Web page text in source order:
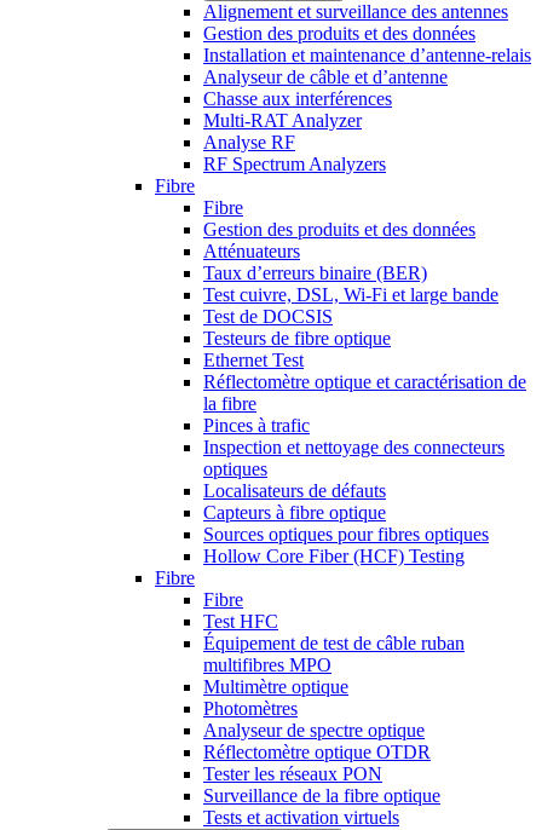
Alignement et surveillance des antennes
Gestion des produits et des données
Installation et maintenance d’antenne-relais
Analyseur de câble et d’antenne
Chasse aux interférences
Multi-RAT Analyzer
Analyse RF
RF Spectrum Analyzers
Fibre
Fibre
Gestion des produits et des données
Atténuateurs
Taux d’erreurs binaire (BER)
Test cuivre, DSL, Wi-Fi et large bande
Test de DOCSIS
Testeurs de fibre optique
Ethernet Test
Réflectomètre optique et caractérisation de
la fibre
Pinces à trafic
Inspection et nettoyage des connecteurs
optiques
Localisateurs de défauts
Capteurs à fibre optique
Sources optiques pour fibres optiques
Hollow Core Fiber (HCF) Testing
Fibre
Fibre
Test HFC
Équipement de test de câble ruban
multifibres MPO
Multimètre optique
Photomètres
Analyseur de spectre optique
Réflectomètre optique OTDR
Tester les réseaux PON
Surveillance de la fibre optique
Tests et activation virtuels